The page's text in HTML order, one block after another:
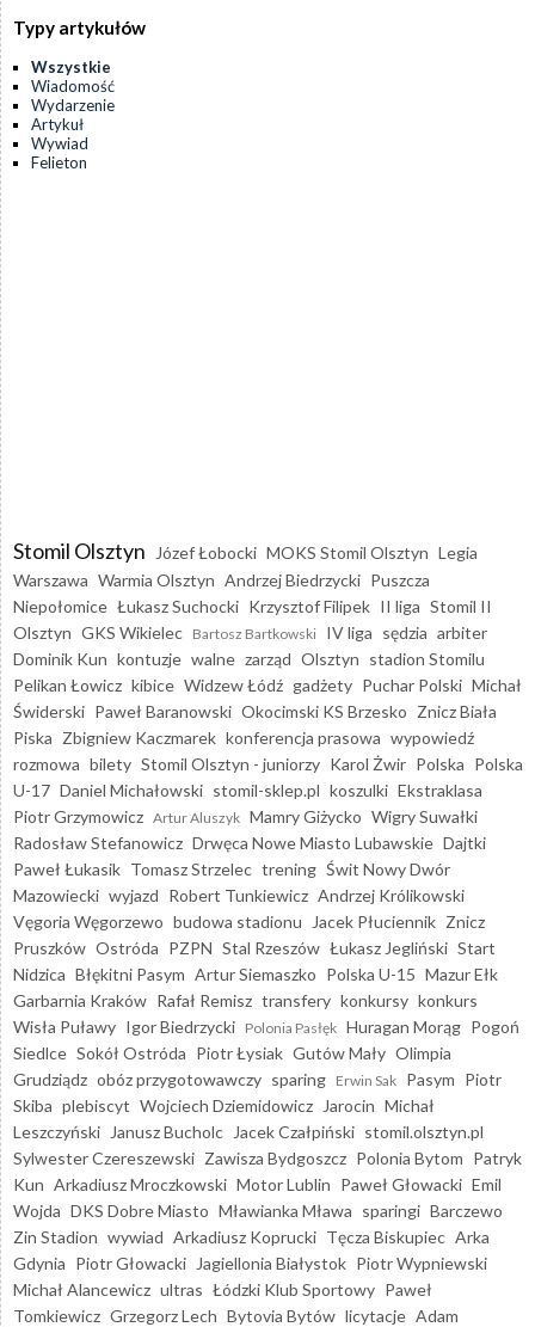
Typy artykułów
Wszystkie
Wiadomość
Wydarzenie
Artykuł
Wywiad
Felieton
Stomil Olsztyn Józef Łobocki MOKS Stomil Olsztyn Legia
Warszawa Warmia Olsztyn Andrzej Biedrzycki Puszcza
Niepołomice Łukasz Suchocki Krzysztof Filipek II liga Stomil II
Olsztyn GKS Wikielec Bartosz Bartkowski IV liga sędzia arbiter
Dominik Kun kontuzje walne zarząd Olsztyn stadion Stomilu
Pelikan Łowicz kibice Widzew Łódź gadżety Puchar Polski Michał
Świderski Paweł Baranowski Okocimski KS Brzesko Znicz Biała
Piska Zbigniew Kaczmarek konferencja prasowa wypowiedź
rozmowa bilety Stomil Olsztyn - juniorzy Karol Żwir Polska Polska
U-17 Daniel Michałowski stomil-sklep.pl koszulki Ekstraklasa
Piotr Grzymowicz Artur Aluszyk Mamry Giżycko Wigry Suwałki
Radosław Stefanowicz Drwęca Nowe Miasto Lubawskie Dajtki
Paweł Łukasik Tomasz Strzelec trening Świt Nowy Dwór
Mazowiecki wyjazd Robert Tunkiewicz Andrzej Królikowski
Vęgoria Węgorzewo budowa stadionu Jacek Płuciennik Znicz
Pruszków Ostróda PZPN Stal Rzeszów Łukasz Jegliński Start
Nidzica Błękitni Pasym Artur Siemaszko Polska U-15 Mazur Ełk
Garbarnia Kraków Rafał Remisz transfery konkursy konkurs
Wisła Puławy Igor Biedrzycki Polonia Pasłęk Huragan Morąg Pogoń
Siedlce Sokół Ostróda Piotr Łysiak Gutów Mały Olimpia
Grudziądz obóz przygotowawczy sparing Erwin Sak Pasym Piotr
Skiba plebiscyt Wojciech Dziemidowicz Jarocin Michał
Leszczyński
Janusz Bucholc Jacek Czałpiński stomil.olsztyn.pl
Sylwester Czereszewski Zawisza Bydgoszcz Polonia Bytom Patryk
Kun Arkadiusz Mroczkowski Motor Lublin Paweł Głowacki Emil
Wojda DKS Dobre Miasto Mławianka Mława sparingi Barczewo
Zin Stadion wywiad Arkadiusz Koprucki Tęcza Biskupiec Arka
Gdynia Piotr Głowacki Jagiellonia Białystok Piotr Wypniewski
Michał Alancewicz ultras Łódzki Klub Sportowy Paweł
Tomkiewicz Grzegorz Lech Bytovia Bytów licytacje Adam